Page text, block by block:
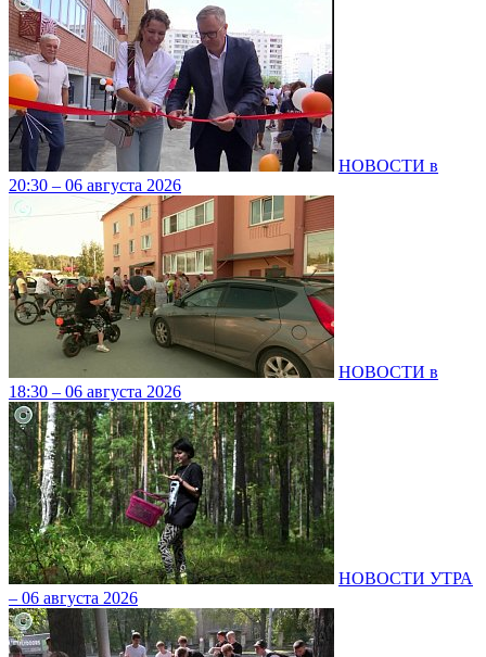
НОВОСТИ в
20:30 – 06 августа 2026
НОВОСТИ в
18:30 – 06 августа 2026
НОВОСТИ УТРА
– 06 августа 2026